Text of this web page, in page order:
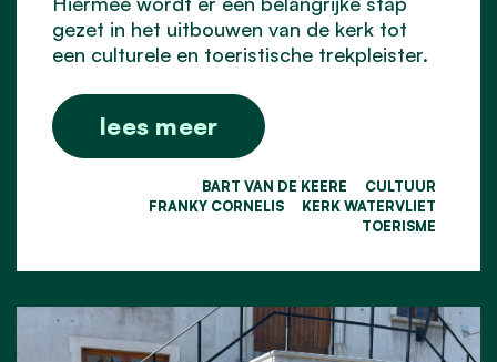
gezet in het uitbouwen van de kerk tot
een culturele en toeristische trekpleister.
lees meer
BART VAN DE KEERE
CULTUUR
FRANKY CORNELIS
KERK WATERVLIET
TOERISME